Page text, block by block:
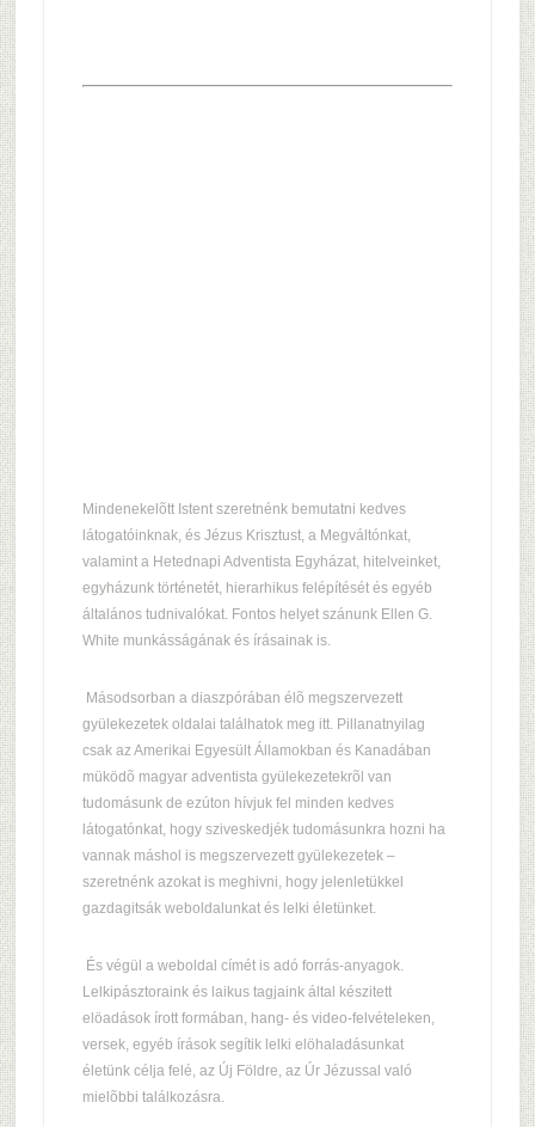
Mindenekelõtt Istent szeretnénk bemutatni kedves
látogatóinknak, és Jézus Krisztust, a Megváltónkat,
valamint a Hetednapi Adventista Egyházat, hitelveinket,
egyházunk történetét, hierarhikus felépítését és egyéb
általános tudnivalókat. Fontos helyet szánunk Ellen G.
White munkásságának és írásainak is.
Másodsorban a diaszpórában élõ megszervezett
gyülekezetek oldalai találhatok meg itt. Pillanatnyilag
csak az Amerikai Egyesült Államokban és Kanadában
müködõ magyar adventista gyülekezetekrõl van
tudomásunk de ezúton hívjuk fel minden kedves
látogatónkat, hogy sziveskedjék tudomásunkra hozni ha
vannak máshol is megszervezett gyülekezetek –
szeretnénk azokat is meghivni, hogy jelenletükkel
gazdagitsák weboldalunkat és lelki életünket.
És végül a weboldal címét is adó forrás-anyagok.
Lelkipásztoraink és laikus tagjaink által készitett
elöadások írott formában, hang- és video-felvételeken,
versek, egyéb írások segítik lelki elöhaladásunkat
életünk célja felé, az Új Földre, az Úr Jézussal való
mielõbbi találkozásra.